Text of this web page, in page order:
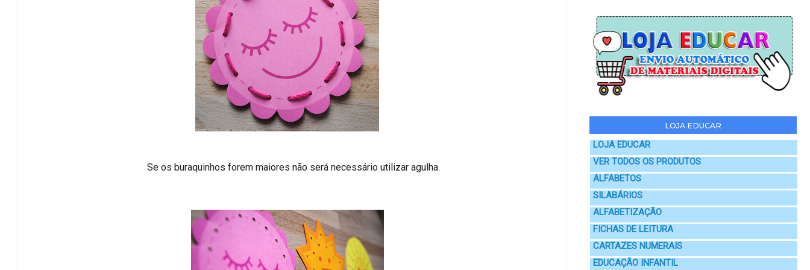
Se os buraquinhos forem maiores não será necessário utilizar agulha.
LOJA EDUCAR
LOJA EDUCAR
VER TODOS OS PRODUTOS
ALFABETOS
SILABÁRIOS
ALFABETIZAÇÃO
FICHAS DE LEITURA
CARTAZES NUMERAIS
EDUCAÇÃO INFANTIL